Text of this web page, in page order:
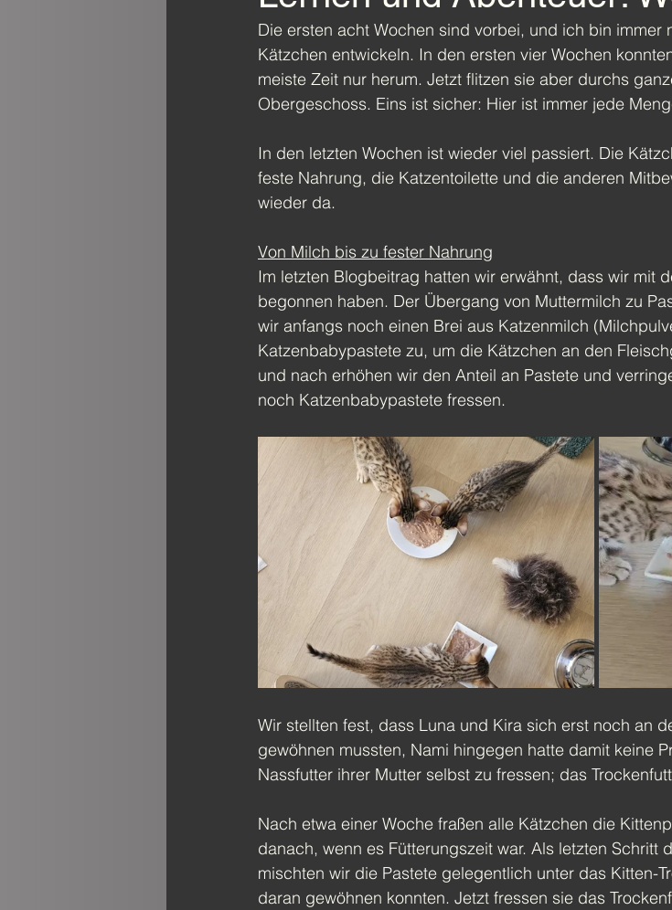
Die ersten acht Wochen sind vorbei, und ich bin
Kätzchen entwickeln. In den ersten vier Wochen
meiste Zeit nur herum. Jetzt flitzen sie aber durchs
Obergeschoss. Eins ist sicher: Hier ist immer jede
In den letzten Wochen ist wieder viel passiert. Die
feste Nahrung, die Katzentoilette und die anderen
wieder da.
Von Milch bis zu fester Nahrung
Im letzten Blogbeitrag hatten wir erwähnt, dass wir mit
begonnen haben. Der Übergang von Muttermilch zu
wir anfangs noch einen Brei aus Katzenmilch
Katzenbabypastete zu, um die Kätzchen an den
und nach erhöhen wir den Anteil an Pastete und
noch Katzenbabypastete fressen.
Wir stellten fest, dass Luna und Kira sich erst noch an
gewöhnen mussten, Nami hingegen hatte damit keine
Nassfutter ihrer Mutter selbst zu fressen; das
Nach etwa einer Woche fraßen alle Kätzchen die
danach, wenn es Fütterungszeit war. Als letzten Schritt
mischten wir die Pastete gelegentlich unter das Kitten-
daran gewöhnen konnten. Jetzt fressen sie das